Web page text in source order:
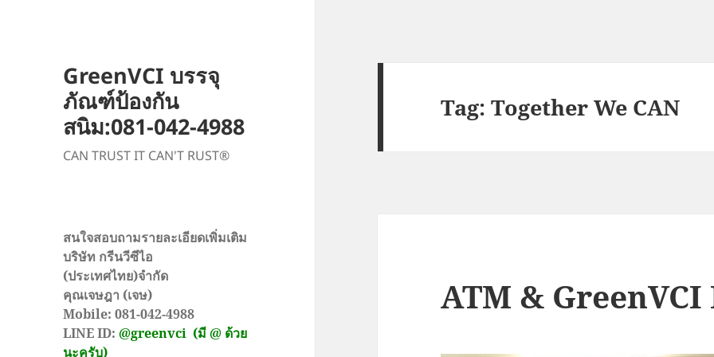
GreenVCI บรรจุ
ภัณฑ์ป้องกัน
สนิม:081-042-4988
CAN TRUST IT CAN'T RUST®
สนใจสอบถามรายละเอียดเพิ่มเติม
บริษัท กรีนวีซีไอ
(ประเทศไทย)จำกัด
คุณเจษฎา (เจษ)
Mobile: 081-042-4988
LINE ID:@greenvci (มี @ ด้วย
นะครับ)
Tag:Together We CAN
ATM & GreenVCI